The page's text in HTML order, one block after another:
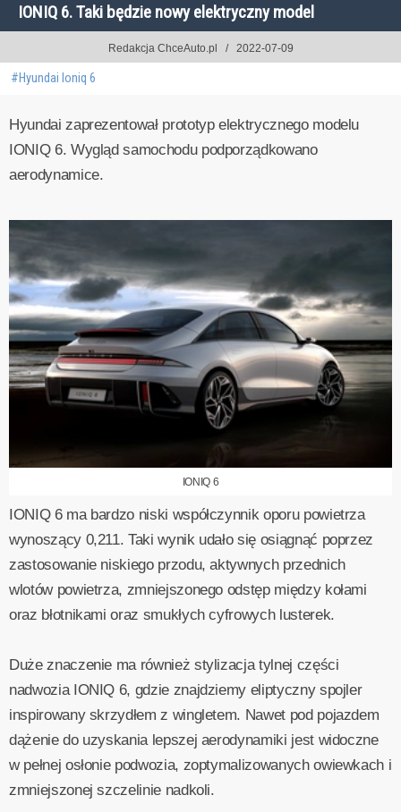
IONIQ 6. Taki będzie nowy elektryczny model
Redakcja ChceAuto.pl 2022-07-09
#Hyundai Ioniq 6
Hyundai zaprezentował prototyp elektrycznego modelu
IONIQ 6. Wygląd samochodu podporządkowano
aerodynamice.
IONIQ 6
IONIQ 6 ma bardzo niski współczynnik oporu powietrza
wynoszący 0,211. Taki wynik udało się osiągnąć poprzez
zastosowanie niskiego przodu, aktywnych przednich
wlotów powietrza, zmniejszonego odstęp między kołami
oraz błotnikami oraz smukłych cyfrowych lusterek.
Duże znaczenie ma również stylizacja tylnej części
nadwozia IONIQ 6, gdzie znajdziemy eliptyczny spojler
inspirowany skrzydłem z wingletem. Nawet pod pojazdem
dążenie do uzyskania lepszej aerodynamiki jest widoczne
w pełnej osłonie podwozia, zoptymalizowanych owiewkach i
zmniejszonej szczelinie nadkoli.